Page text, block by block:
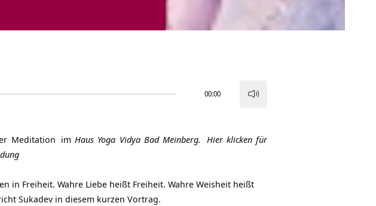
00:00
Meditation imHaus Yoga Vidya Bad Meinberg. Hier klicken für
in Freiheit. Wahre Liebe heißt Freiheit. Wahre Weisheit heißt
Sukadev in diesem kurzen Vortrag.